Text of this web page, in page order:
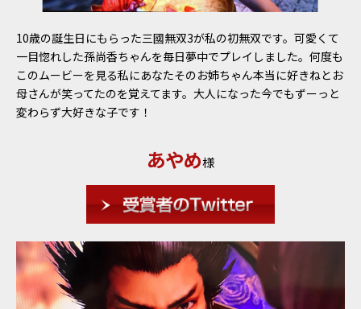
10歳の誕生日にもらった三國無双3が私の初無双です。可愛くて
一目惚れした孫尚香ちゃんを毎日夢中でプレイしました。何度も
このムービーを見る私にあなたそのお姉ちゃん本当に好きねとお
母さんが笑ってたのを覚えてます。大人になった今でもずーっと
変わらず大好きな子です！
あやめ様